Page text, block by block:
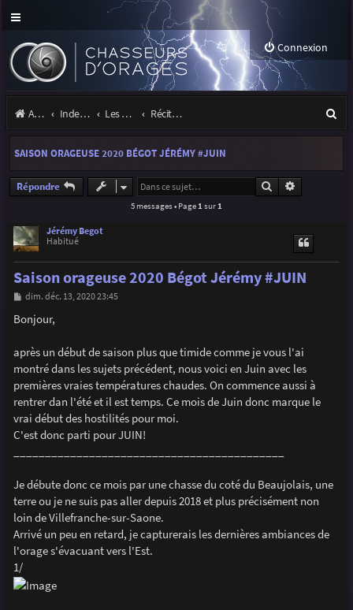
Connexion
Accueil Index du forum Les orages Récits et photos d'orages
e
SAISON ORAGEUSE 2020 BÉGOT JÉRÉMY #JUIN
Répondre Rechercher
5 messages • Page 1 sur 1
Jérémy Begot
Habitué
Saison orageuse 2020 Bégot Jérémy #JUIN
M
s
s
e
dim. déc. 13, 2020 23:45
Bonjour,
après un début de saison plus que timide comme je vous l'ai
montré dans les sujets précédent, nous voici en Juin avec les
premières vraies températures chaudes. On commence aussi à
rentrer dan l'été et il est temps. Ce mois de Juin donc marque le
vrai début des hostilités pour moi.
C'est donc parti pour JUIN!
Je débute donc ce mois par une chasse du coté du Beaujolais, une
terre ou je ne suis pas aller depuis 2018 et plus précisément non
loin de Villefranche-sur-Saone.
Arrivé un peu en retard, je capturerais les dernières ambiances de
l'orage s'évacuant vers l'Est.
1/